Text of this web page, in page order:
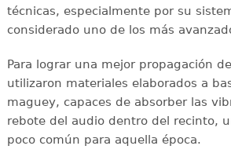
técnicas, especialmente por su
considerado uno de los más
Para lograr una mejor propagación
utilizaron materiales elaborados a
maguey, capaces de absorber las
rebote del audio dentro del recinto,
poco común para aquella época.